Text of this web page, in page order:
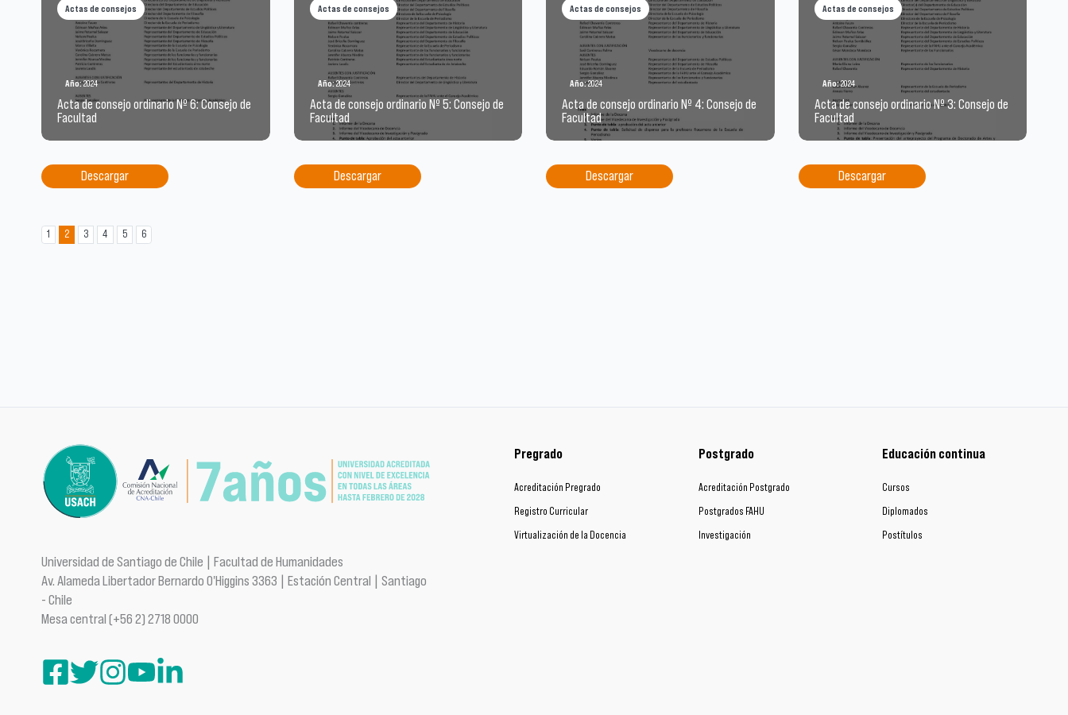
Actas de consejos
Año:2024
Acta de consejo ordinario Nº 6: Consejo de
Facultad
Descargar
Actas de consejos
Año:2024
Acta de consejo ordinario Nº 5: Consejo de
Facultad
Descargar
Actas de consejos
Año:2024
Acta de consejo ordinario Nº 4: Consejo de
Facultad
Descargar
Actas de consejos
Año:2024
Acta de consejo ordinario Nº 3: Consejo de
Facultad
Descargar
1 2 3 4 5 6
Universidad de Santiago de Chile | Facultad de Humanidades
Av. Alameda Libertador Bernardo O'Higgins 3363 | Estación Central | Santiago
- Chile
Mesa central (+56 2) 2718 0000
Pregrado
Acreditación Pregrado
Registro Curricular
Virtualización de la Docencia
Postgrado
Acreditación Postgrado
Postgrados FAHU
Investigación
Educación continua
Cursos
Diplomados
Postítulos